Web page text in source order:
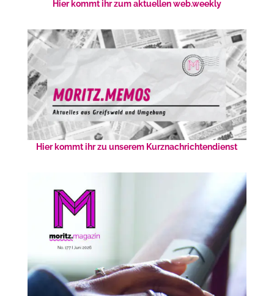
Hier kommt ihr zum aktuellen web.weekly
Hier kommt ihr zu unserem Kurznachrichtendienst